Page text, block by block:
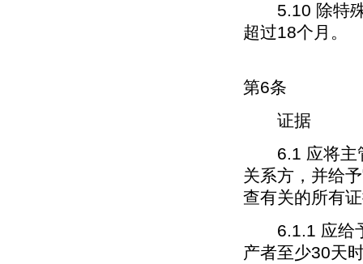
5.10 除特殊
超过18个月。
第6条
证据
6.1 应将主管
关系方，并给
查有关的所有
6.1.1 应给予
产者至少30天